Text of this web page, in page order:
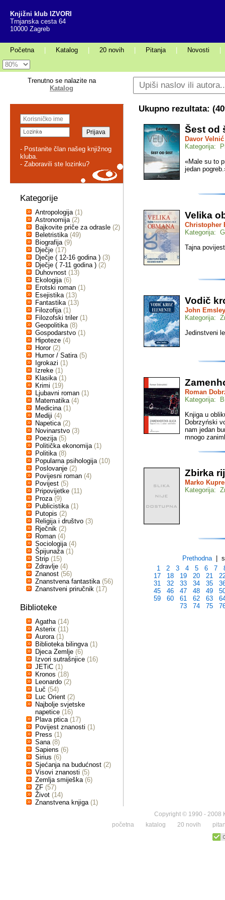
Knjižni klub IZVORI
Trnjanska cesta 64
10000 Zagreb
Početna Katalog 20 novih Pitanja Novosti
Trenutno se nalazite na
Katalog
- Postanite član našeg knjižnog
kluba.
- Zaboravili ste lozinku?
Kategorije
Antropologija (1)
Astronomija (2)
Bajkovite priče za odrasle (2)
Beletristika (49)
Biografija (9)
Dječje (17)
Dječje ( 12-16 godina ) (3)
Dječje ( 7-11 godina ) (2)
Duhovnost (13)
Ekologija (6)
Erotski roman (1)
Esejistika (13)
Fantastika (13)
Filozofija (1)
Filozofski triler (1)
Geopolitika (8)
Gospodarstvo (1)
Hipoteze (4)
Horor (2)
Humor / Satira (5)
Igrokazi (1)
Izreke (1)
Klasika (1)
Krimi (19)
Ljubavni roman (1)
Matematika (4)
Medicina (1)
Mediji (4)
Napetica (2)
Novinarstvo (3)
Poezija (5)
Politička ekonomija (1)
Politika (8)
Popularna psihologija (10)
Poslovanje (2)
Povijesni roman (4)
Povijest (5)
Pripovijetke (11)
Proza (9)
Publicistika (1)
Putopis (2)
Religija i društvo (3)
Rječnik (2)
Roman (4)
Sociologija (4)
Špijunaža (1)
Strip (15)
Zdravlje (4)
Znanost (56)
Znanstvena fantastika (56)
Znanstveni priručnik (17)
Biblioteke
Agatha (14)
Asterix (11)
Aurora (1)
Biblioteka bilingva (1)
Djeca Zemlje (6)
Izvori sutrašnjice (16)
JETiC (1)
Kronos (18)
Leonardo (2)
Luč (54)
Luc Orient (2)
Najbolje svjetske
napetice (16)
Plava ptica (17)
Povijest znanosti (1)
Press (1)
Sana (8)
Sapiens (6)
Sirius (6)
Sjećanja na budućnost (2)
Visovi znanosti (5)
Zemlja smiješka (6)
ZF (57)
Život (14)
Znanstvena knjiga (1)
Ukupno rezultata: (
Šest od
Davor Velnić
Kategorija:
«Male su to
jedan
Velika
Christopher
Kategorija:
Tajna
Vodič
John Emsley
Kategorija:
Jedinstveni
Roman
Kategorija:
Knjiga u
Dobrzyński
nam jedan
mnogo
Zbirka
Marko
Kategorija:
Prethodna|
1
2 3 4 5 6 7
17
18 19 20 21
31
32 33 34 35
45
46 47 48 49
59
60 61 62 63
73
74 75
Copyright © 1990 - 2008
početna
katalog 20 novih